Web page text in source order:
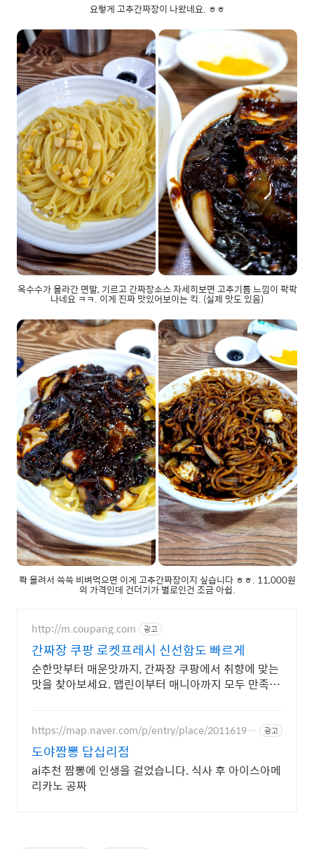
요렇게 고추간짜장이 나왔네요. ㅎㅎ
옥수수가 올라간 면발, 기르고 간짜장소스 자세히보면 고추기름 느낌이 팍팍
나네요 ㅋㅋ. 이게 진짜 맛있어보이는 킥. (실제 맛도 있음)
쫙 올려서 쓱쓱 비벼먹으면 이게 고추간짜장이지 싶습니다 ㅎㅎ. 11,000원
의 가격인데 건더기가 별로인건 조금 아쉽.
http://m.coupang.com 광고
간짜장 쿠팡 로켓프레시 신선함도 빠르게
순한맛부터 매운맛까지, 간짜장 쿠팡에서 취향에 맞는
맛을 찾아보세요. 맵린이부터 매니아까지 모두 만족!
https://map.naver.com/p/entry/place/20116194 광고
도야짬뽕 답십리점
ai추천 짬뽕에 인생을 걸었습니다. 식사 후 아이스아메
리카노 공짜